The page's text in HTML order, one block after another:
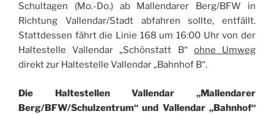
Schultagen (Mo.-Do.) ab Mallendarer Berg/BFW in
Richtung Vallendar/Stadt abfahren sollte, entfällt.
Stattdessen fährt die Linie 168 um 16:00 Uhr von der
Haltestelle Vallendar „Schönstatt B“ ohne Umweg
direkt zur Haltestelle Vallendar „Bahnhof B“.
Die Haltestellen Vallendar „Mallendarer
Berg/BFW/Schulzentrum“ und Vallendar „Bahnhof“